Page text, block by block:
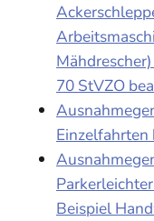
70 StVZO
Einzelfahrten
Beispiel